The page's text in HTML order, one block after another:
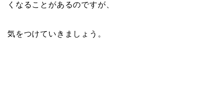
くなることがあるのですが、
気をつけていきましょう。